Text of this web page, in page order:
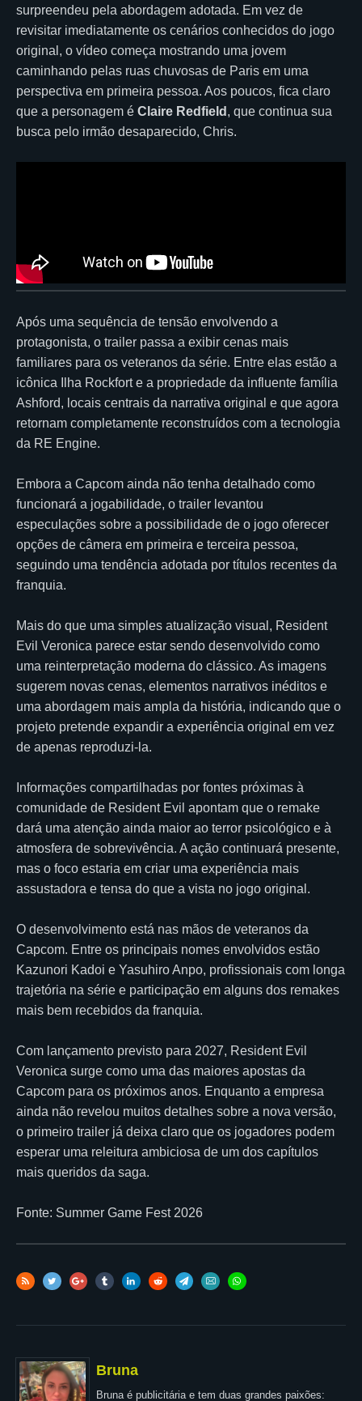
surpreendeu pela abordagem adotada. Em vez de
revisitar imediatamente os cenários conhecidos do jogo
original, o vídeo começa mostrando uma jovem
caminhando pelas ruas chuvosas de Paris em uma
perspectiva em primeira pessoa. Aos poucos, fica claro
que a personagem é Claire Redfield , que continua sua
busca pelo irmão desaparecido, Chris.
Após uma sequência de tensão envolvendo a
protagonista, o trailer passa a exibir cenas mais
familiares para os veteranos da série. Entre elas estão a
icônica Ilha Rockfort e a propriedade da influente família
Ashford, locais centrais da narrativa original e que agora
retornam completamente reconstruídos com a tecnologia
da RE Engine.
Embora a Capcom ainda não tenha detalhado como
funcionará a jogabilidade, o trailer levantou
especulações sobre a possibilidade de o jogo oferecer
opções de câmera em primeira e terceira pessoa,
seguindo uma tendência adotada por títulos recentes da
franquia.
Mais do que uma simples atualização visual, Resident
Evil Veronica parece estar sendo desenvolvido como
uma reinterpretação moderna do clássico. As imagens
sugerem novas cenas, elementos narrativos inéditos e
uma abordagem mais ampla da história, indicando que o
projeto pretende expandir a experiência original em vez
de apenas reproduzi-la.
Informações compartilhadas por fontes próximas à
comunidade de Resident Evil apontam que o remake
dará uma atenção ainda maior ao terror psicológico e à
atmosfera de sobrevivência. A ação continuará presente,
mas o foco estaria em criar uma experiência mais
assustadora e tensa do que a vista no jogo original.
O desenvolvimento está nas mãos de veteranos da
Capcom. Entre os principais nomes envolvidos estão
Kazunori Kadoi e Yasuhiro Anpo, profissionais com longa
trajetória na série e participação em alguns dos remakes
mais bem recebidos da franquia.
Com lançamento previsto para 2027, Resident Evil
Veronica surge como uma das maiores apostas da
Capcom para os próximos anos. Enquanto a empresa
ainda não revelou muitos detalhes sobre a nova versão,
o primeiro trailer já deixa claro que os jogadores podem
esperar uma releitura ambiciosa de um dos capítulos
mais queridos da saga.
Fonte: Summer Game Fest 2026
Bruna
Bruna é publicitária e tem duas grandes paixões: